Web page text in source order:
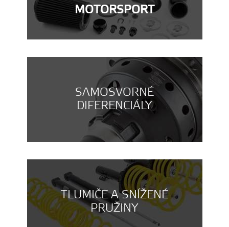
MOTORSPORT
SAMOSVORNÉ
DIFERENCIÁLY
TLUMIČE A SNÍŽENÉ
PRUŽINY